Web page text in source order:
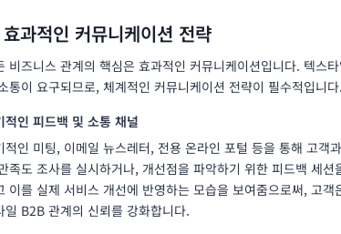
과적인 커뮤니케이션 전략
비즈니스 관계의 핵심은 효과적인 커뮤니케이션입니다. 텍스
통이 요구되므로, 체계적인 커뮤니케이션 전략이 필수적입니다.
적인 피드백 및 소통 채널
적인 미팅, 이메일 뉴스레터, 전용 온라인 포털 등을 통해 고객
족도 조사를 실시하거나, 개선점을 파악하기 위한 피드백 세
이를 실제 서비스 개선에 반영하는 모습을 보여줌으로써, 고
일 B2B 관계의 신뢰를 강화합니다.